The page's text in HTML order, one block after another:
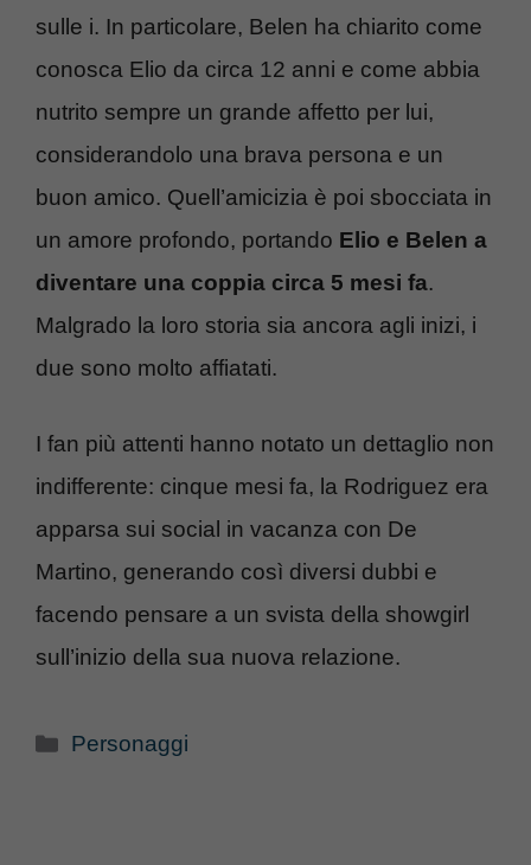
sulle i. In particolare, Belen ha chiarito come
conosca Elio da circa 12 anni e come abbia
nutrito sempre un grande affetto per lui,
considerandolo una brava persona e un
buon amico. Quell’amicizia è poi sbocciata in
un amore profondo, portando Elio e Belen a
diventare una coppia circa 5 mesi fa.
Malgrado la loro storia sia ancora agli inizi, i
due sono molto affiatati.
I fan più attenti hanno notato un dettaglio non
indifferente: cinque mesi fa, la Rodriguez era
apparsa sui social in vacanza con De
Martino, generando così diversi dubbi e
facendo pensare a un svista della showgirl
sull’inizio della sua nuova relazione.
Categorie
Personaggi